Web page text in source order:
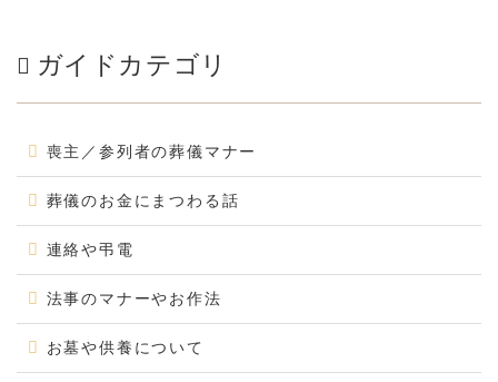
ガイドカテゴリ
喪主／参列者の葬儀マナー
葬儀のお金にまつわる話
連絡や弔電
法事のマナーやお作法
お墓や供養について